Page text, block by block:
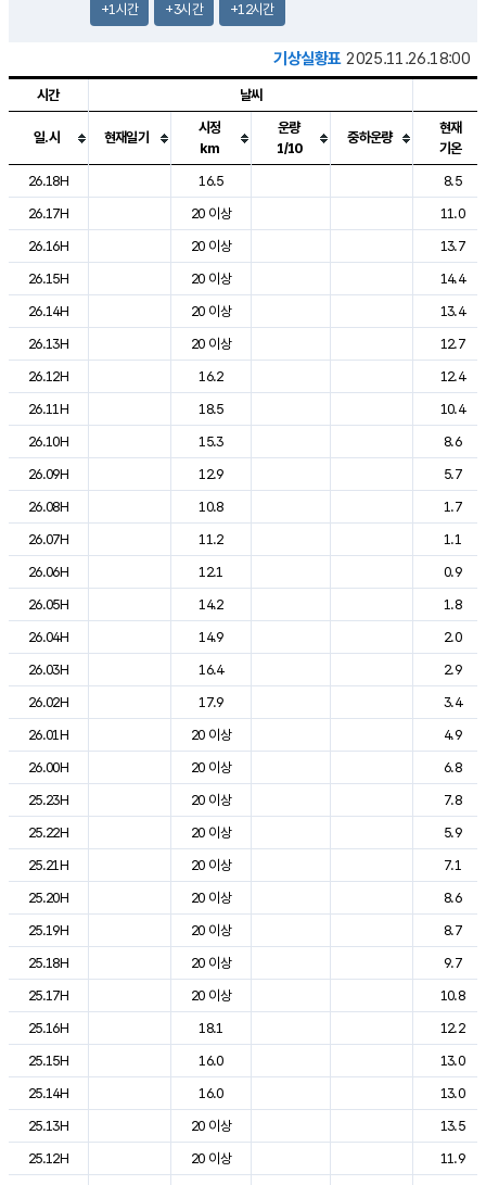
+1시간 +3시간 +12시간
기상실황표 2025.11.26.18:00
도시별 기상실황표로 지점, 날씨, 기온, 강수, 바람, 기압등을 안내한 표입
시간 날씨
일.시 현재일기
시정
km
운량
1/10
중하운량
현재
기온
26.18H
16.5
8.5
26.17H
20 이상
11.0
26.16H
20 이상
13.7
26.15H
20 이상
14.4
26.14H
20 이상
13.4
26.13H
20 이상
12.7
26.12H
16.2
12.4
26.11H
18.5
10.4
26.10H
15.3
8.6
26.09H
12.9
5.7
26.08H
10.8
1.7
26.07H
11.2
1.1
26.06H
12.1
0.9
26.05H
14.2
1.8
26.04H
14.9
2.0
26.03H
16.4
2.9
26.02H
17.9
3.4
26.01H
20 이상
4.9
26.00H
20 이상
6.8
25.23H
20 이상
7.8
25.22H
20 이상
5.9
25.21H
20 이상
7.1
25.20H
20 이상
8.6
25.19H
20 이상
8.7
25.18H
20 이상
9.7
25.17H
20 이상
10.8
25.16H
18.1
12.2
25.15H
16.0
13.0
25.14H
16.0
13.0
25.13H
20 이상
13.5
25.12H
20 이상
11.9